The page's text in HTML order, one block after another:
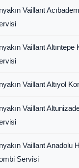
Vaillant
Vaillant Altıntepe
Vaillant Altıyol
Vaillant
Vaillant Anadolu
Servisi